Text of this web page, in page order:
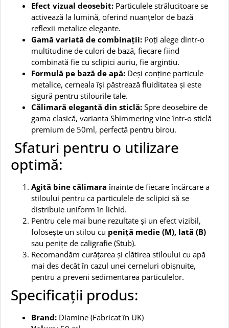
Efect vizual deosebit: Particulele strălucitoare se
activează la lumină, oferind nuanțelor de bază
reflexii metalice elegante.
Gamă variată de combinații: Poți alege dintr-o
multitudine de culori de bază, fiecare fiind
combinată fie cu sclipici auriu, fie argintiu.
Formulă pe bază de apă: Deși conține particule
metalice, cerneala își păstrează fluiditatea și este
sigură pentru stilourile tale.
Călimară elegantă din sticlă: Spre deosebire de
gama clasică, varianta Shimmering vine într-o sticlă
premium de 50ml, perfectă pentru birou.
Sfaturi pentru o utilizare
optimă:
Agită bine călimara înainte de fiecare încărcare a
stiloului pentru ca particulele de sclipici să se
distribuie uniform în lichid.
Pentru cele mai bune rezultate și un efect vizibil,
folosește un stilou cu peniță medie (M), lată (B)
sau penițe de caligrafie (Stub).
Recomandăm curățarea și clătirea stiloului cu apă
mai des decât în cazul unei cerneluri obișnuite,
pentru a preveni sedimentarea particulelor.
Specificații produs:
Brand: Diamine (Fabricat în UK)